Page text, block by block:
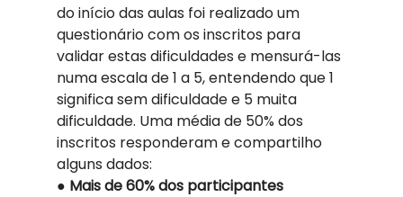
do início das aulas foi realizado um
questionário com os inscritos para
validar estas dificuldades e mensurá-las
numa escala de 1 a 5, entendendo que 1
significa sem dificuldade e 5 muita
dificuldade. Uma média de 50% dos
inscritos responderam e compartilho
alguns dados:
● Mais de 60% dos participantes